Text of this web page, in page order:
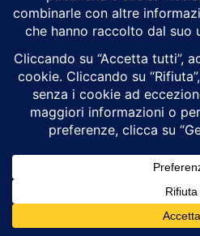
Ceuta, la breccia
porta a un’ondata
precedenti
Attualità Alex Trizio
Ceuta, l'enclave spagnola
Marocco, sta vivendo tra il 29 e il 31